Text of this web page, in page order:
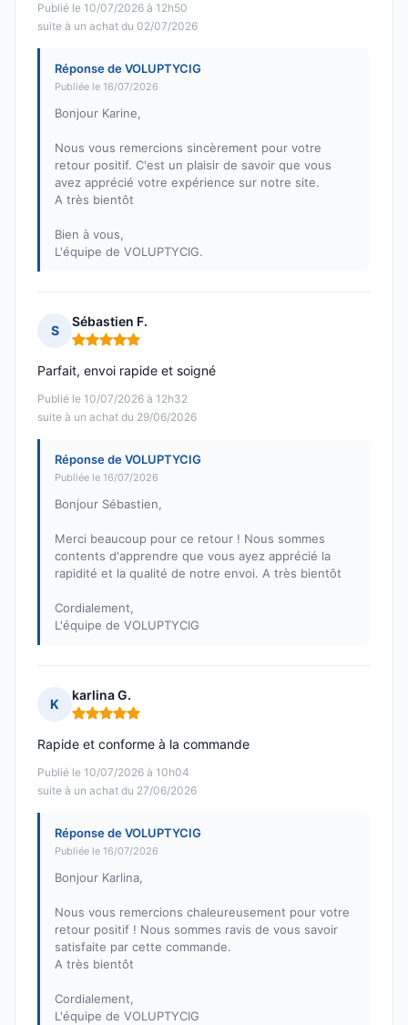
Publié le 10/07/2026 à 12h50
suite à un achat du 02/07/2026
Réponse de VOLUPTYCIG
Publiée le 16/07/2026
Bonjour Karine,
Nous vous remercions sincèrement pour votre
retour positif. C'est un plaisir de savoir que vous
avez apprécié votre expérience sur notre site.
A très bientôt
Bien à vous,
L'équipe de VOLUPTYCIG.
S
Sébastien F.
Note : 5 sur 5
Publié le 10/07/2026 à 12h32
suite à un achat du 29/06/2026
Parfait, envoi rapide et soigné
Réponse de VOLUPTYCIG
Publiée le 16/07/2026
Bonjour Sébastien,
Merci beaucoup pour ce retour ! Nous sommes
contents d'apprendre que vous ayez apprécié la
rapidité et la qualité de notre envoi. A très bientôt
Cordialement,
L'équipe de VOLUPTYCIG
K
karlina G.
Note : 5 sur 5
Publié le 10/07/2026 à 10h04
suite à un achat du 27/06/2026
Rapide et conforme à la commande
Réponse de VOLUPTYCIG
Publiée le 16/07/2026
Bonjour Karlina,
Nous vous remercions chaleureusement pour votre
retour positif ! Nous sommes ravis de vous savoir
satisfaite par cette commande.
A très bientôt
Cordialement,
L'équipe de VOLUPTYCIG